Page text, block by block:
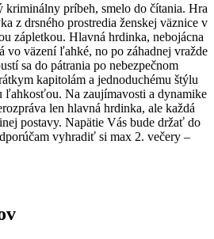
príbeh, smelo do čítania. Hra
z drsného prostredia ženskej väznice v
zápletkou. Hlavná hrdinka, nebojácna
vo väzení ľahké, no po záhadnej vražde
sa do pátrania po nebezpečnom
kapitolám a jednoduchému štýlu
ľahkosťou. Na zaujímavosti a dynamike
len hlavná hrdinka, ale každá
postavy. Napätie Vás bude držať do
vyhradiť si max 2. večery –